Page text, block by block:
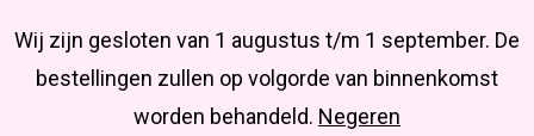
Wij zijn gesloten van 1 augustus t/m 1 september. De
bestellingen zullen op volgorde van binnenkomst
worden behandeld. Negeren
main
Missbluesieraden
searchaccount
Hanger/bedel/tussenstuk
Close